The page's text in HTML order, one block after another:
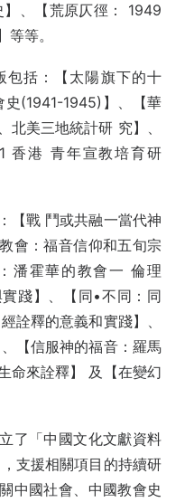
、【荒原仄徑： 1949
等。
包括：【太陽旗下的十
(1941-1945)】、【華
北美三地統計研 究】、
香港 青年宣教培育研
【戰 鬥或共融一當代神
會：福音信仰和五旬宗
潘霍華的教會一 倫理
踐】、【同•不同：同
詮釋的意義和實踐】、
【信服神的福音：羅馬
命來詮釋】 及【在變幻
了「中國文化文獻資料
支援相關項目的持續研
中國社會、中國教會史